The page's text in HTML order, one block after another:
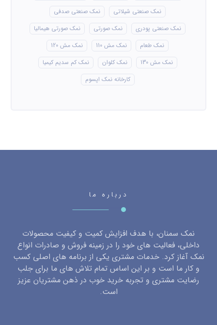
نمک صنعتی شیلاتی
نمک صنعتی صدفی
نمک صنعتی پودری
نمک صورتی
نمک صورتی هیمالیا
نمک طعام
نمک مش 110
نمک مش 120
نمک مش 130
نمک کلوان
نمک کم سدیم کیمیا
کارخانه نمک اپسوم
درباره ما
نمک سمنان، با هدف افزایش کمیت و کیفیت محصولات
داخلی، فعالیت های خود را در زمینه فروش و صادرات انواع
نمک آغاز کرد. خدمات مشتری یکی از برنامه های اصلی کسب
و کار ما است و بر این اساس تمام تلاش های ما برای جلب
رضایت مشتری و تجربه خرید خوب در ذهن مشتریان عزیز
است.